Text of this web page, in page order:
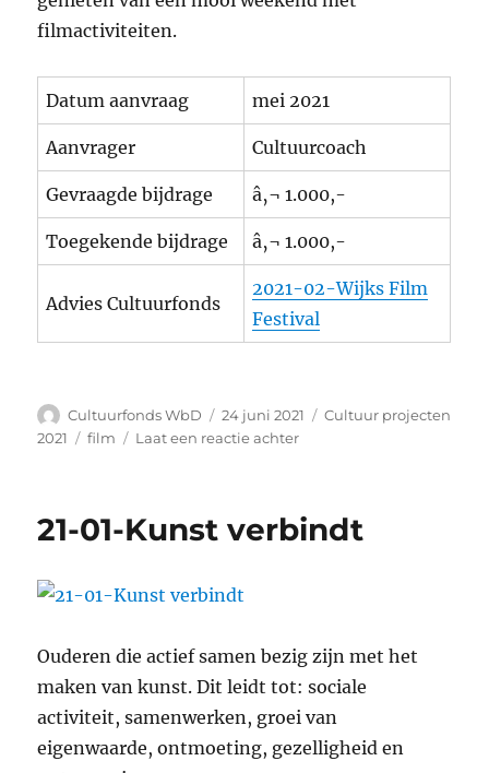
filmactiviteiten.
Datum aanvraag mei 2021
Aanvrager Cultuurcoach
Gevraagde bijdrage â‚¬ 1.000,-
Toegekende bijdrage â‚¬ 1.000,-
Advies Cultuurfonds
2021-02-Wijks Film
Festival
Auteur
Cultuurfonds WbD
Geplaatst
op
24 juni 2021 Categorieën
Cultuur projecten
2021
Tags
film Laat een reactie achterop
Film
21-01-Kunst verbindt
Ouderen die actief samen bezig zijn met het
maken van kunst. Dit leidt tot: sociale
activiteit, samenwerken, groei van
eigenwaarde, ontmoeting, gezelligheid en